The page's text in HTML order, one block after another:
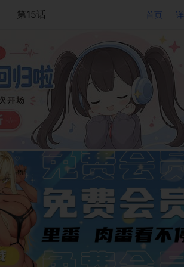
第15话 首页